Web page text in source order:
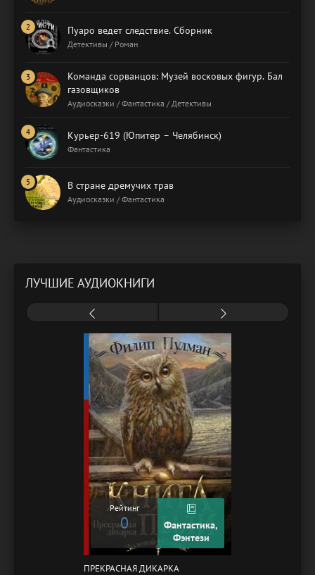
Пуаро ведет следствие. Сборник
Детективы / Роман
Команда сорванцов: Музей восковых фигур. Бал
газовщиков
Аудиосказки / Фантастика / Детективы
Курьер-619 (Юпитер – Челябинск)
Фантастика
В стране дремучих трав
Аудиосказки / Фантастика
ЛУЧШИЕ АУДИОКНИГИ
Рейтинг
0
Фантастика,
Фэнтези
ПРЕКРАСНАЯ ДИКАРКА